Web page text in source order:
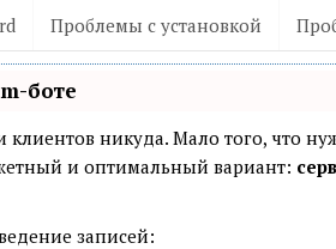
Проблемы с установкой
боте
клиентов никуда. Мало того, что
и оптимальный вариант:
записей: